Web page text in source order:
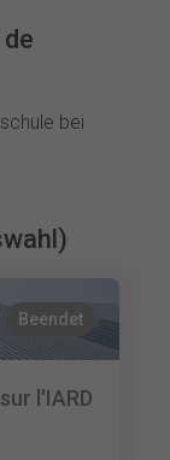
bei
Beendet
l'IARD